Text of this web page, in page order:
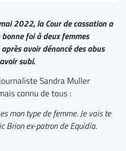
2022, la Cour de cassation a
foi à deux femmes
avoir dénoncé des abus
subi.
Sandra Muller
connu de tous :
mon type de femme. Je vais te
Brion ex-patron de Equidia.